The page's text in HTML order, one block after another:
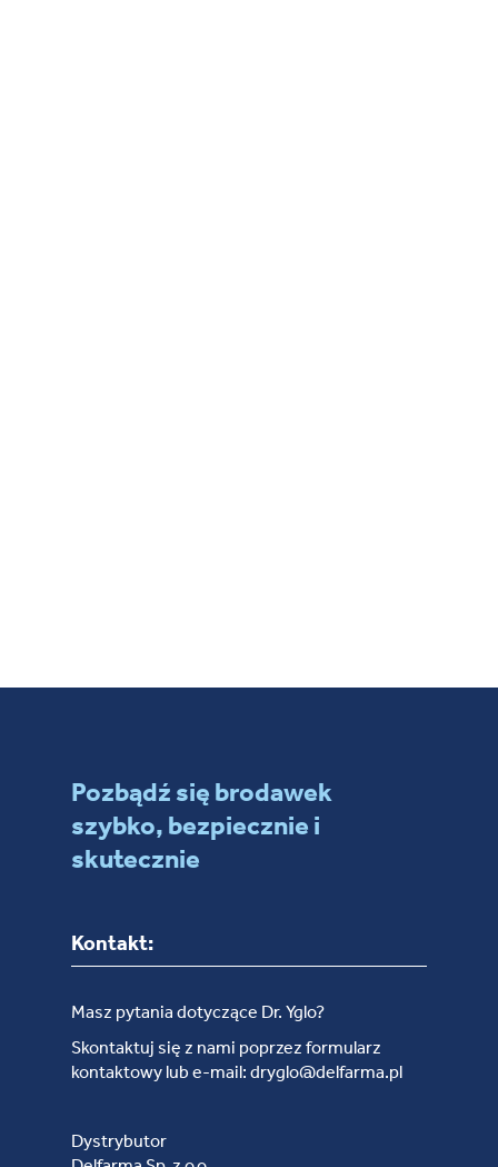
Pozbądź się brodawek
szybko, bezpiecznie i
skutecznie
Kontakt:
Masz pytania dotyczące Dr. Yglo?
Skontaktuj się z nami poprzez formularz
kontaktowy lub e-mail: dryglo@delfarma.pl
Dystrybutor